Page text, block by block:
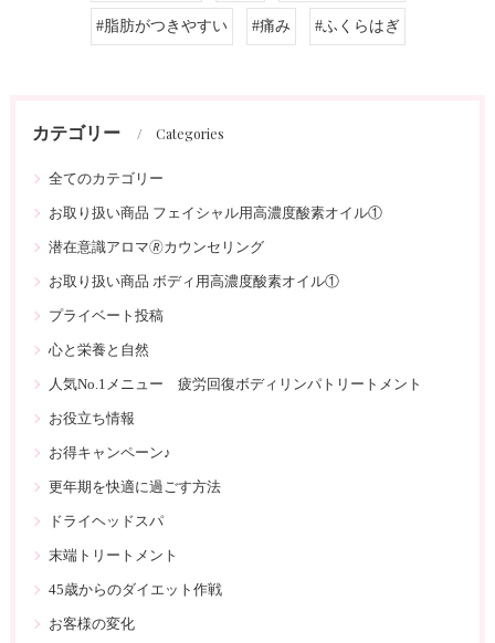
#脂肪がつきやすい #痛み #ふくらはぎ
カテゴリー Categories
全てのカテゴリー
お取り扱い商品 フェイシャル用高濃度酸素オイル①
潜在意識アロマ🄬カウンセリング
お取り扱い商品 ボディ用高濃度酸素オイル①
プライベート投稿
心と栄養と自然
人気No.1メニュー 疲労回復ボディリンパトリートメント
お役立ち情報
お得キャンペーン♪
更年期を快適に過ごす方法
ドライヘッドスパ
末端トリートメント
45歳からのダイエット作戦
お客様の変化